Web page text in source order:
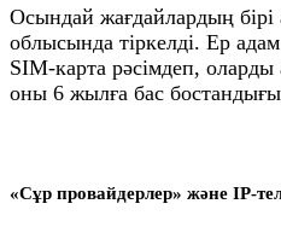
Осындай жағдайлардың бірі
облысында тіркелді. Ер
SIM-карта рәсімдеп, оларды
оны 6 жылға бас
«Сұр провайдерлер» және IP-